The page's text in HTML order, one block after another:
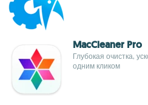
MacCleaner Pro
Глубокая очистка,
одним кликом